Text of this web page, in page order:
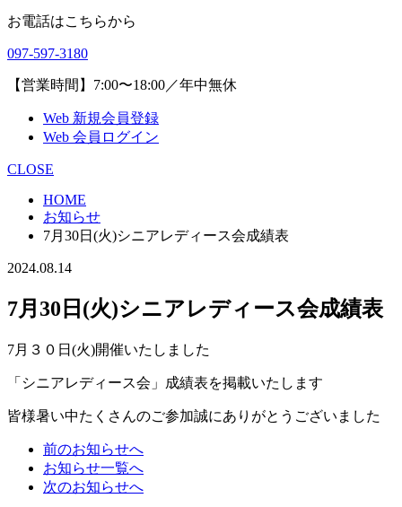
お電話はこちらから
097-597-3180
【営業時間】7:00〜18:00／年中無休
Web 新規会員登録
Web 会員ログイン
CLOSE
HOME
お知らせ
7月30日(火)シニアレディース会成績表
2024.08.14
7月30日(火)シニアレディース会成績表
7月３０日(火)開催いたしました
「シニアレディース会」成績表を掲載いたします
皆様暑い中たくさんのご参加誠にありがとうございました
前のお知らせへ
お知らせ一覧へ
次のお知らせへ